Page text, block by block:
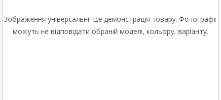
Зображення універсальні! Це демонстрація товару. Фотографії
можуть не відповідати обраній моделі, кольору, варіанту.